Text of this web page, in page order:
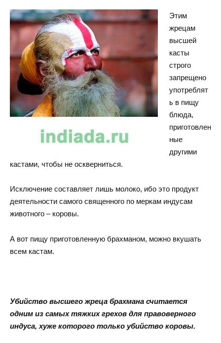
Этим
жрецам
высшей
касты
строго
запрещено
употреблят
ь в пищу
блюда,
приготовлен
ные
другими
кастами, чтобы не оскверниться.
Исключение составляет лишь молоко, ибо это продукт
деятельности самого священного по меркам индусам
животного – коровы.
А вот пищу приготовленную брахманом, можно вкушать
всем кастам.
Убийство высшего жреца брахмана считается
одним из самых тяжких грехов для правоверного
индуса, хуже которого только убийство коровы.